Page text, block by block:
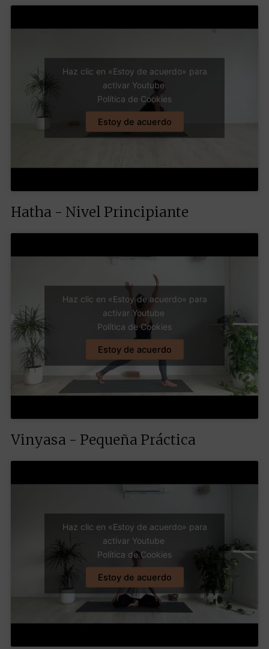
Haz clic en «Estoy de acuerdo» para
activar Youtube
Política de Cookies
Estoy de acuerdo
Hatha - Nivel Principiante
Haz clic en «Estoy de acuerdo» para
activar Youtube
Política de Cookies
Estoy de acuerdo
Vinyasa - Pequeña Práctica
Haz clic en «Estoy de acuerdo» para
activar Youtube
Política de Cookies
Estoy de acuerdo